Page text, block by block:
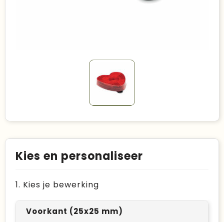
Kies en personaliseer
1. Kies je bewerking
Voorkant (25x25 mm)